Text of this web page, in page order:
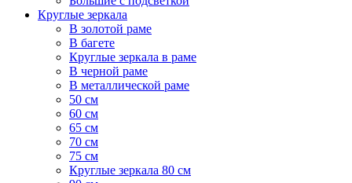
Круглые зеркала
В золотой раме
В багете
Круглые зеркала в раме
В черной раме
В металлической раме
50 см
60 см
65 см
70 см
75 см
Круглые зеркала 80 см